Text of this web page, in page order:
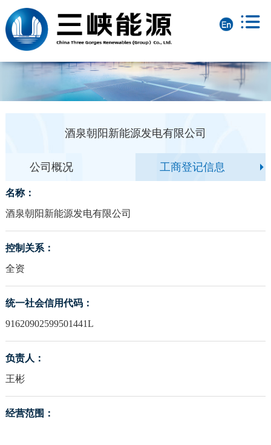
酒泉朝阳新能源发电有限公司
公司概况 工商登记信息
名称：
酒泉朝阳新能源发电有限公司
控制关系：
全资
统一社会信用代码：
91620902599501441L
负责人：
王彬
经营范围：